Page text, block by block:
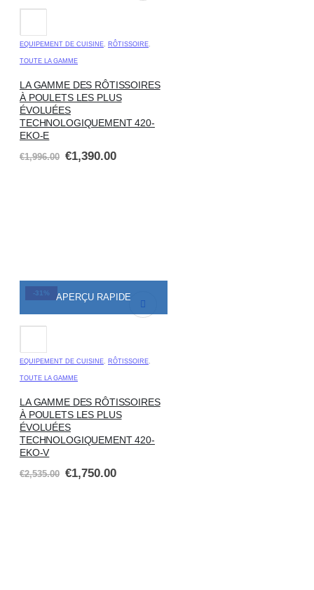
EQUIPEMENT DE CUISINE RÔTISSOIRE
TOUTE LA GAMME
LA GAMME DES RÔTISSOIRES
À POULETS LES PLUS
ÉVOLUÉES
TECHNOLOGIQUEMENT 420-
EKO-E
€1,996.00 €1,390.00
-31% APERÇU RAPIDE
EQUIPEMENT DE CUISINE RÔTISSOIRE
TOUTE LA GAMME
LA GAMME DES RÔTISSOIRES
À POULETS LES PLUS
ÉVOLUÉES
TECHNOLOGIQUEMENT 420-
EKO-V
€2,535.00 €1,750.00